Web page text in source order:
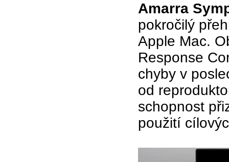
Amarra
pokročilý
Apple Mac.
Response
chyby v
od
schopnost
použití